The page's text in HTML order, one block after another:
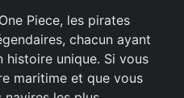
Piece, les pirates
chacun ayant
unique. Si vous
maritime et que vous